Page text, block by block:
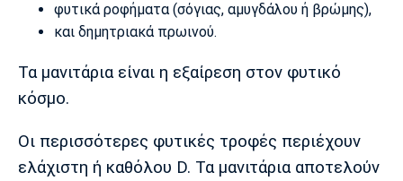
φυτικά ροφήματα (σόγιας, αμυγδάλου ή βρώμης),
και δημητριακά πρωινού.
Τα μανιτάρια είναι η εξαίρεση στον φυτικό
κόσμο.
Οι περισσότερες φυτικές τροφές περιέχουν
ελάχιστη ή καθόλου D. Τα μανιτάρια αποτελούν